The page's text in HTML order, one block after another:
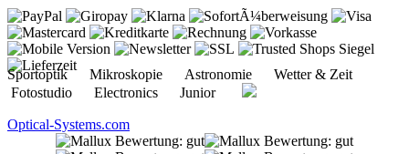
Sportoptik Mikroskopie Astronomie Wetter & Zeit
Fotostudio Electronics Junior
Optical-Systems.com